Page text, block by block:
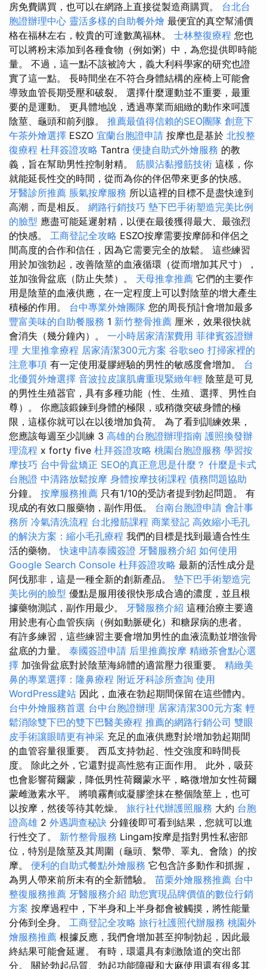
房免費購買，也可以在網路上直接從製造商購買。 台北台
胞證辦理中心 靈活多樣的自助餐外燴 最便宜的真空幫浦價
格在福林左右，較貴的可達數萬福林。 士林整復療程 您也
可以將粉末添加到各種食物（例如粥）中，為您提供即時能
量。 不過，這一點不該被誇大，義大利科學家的研究也證
實了這一點。 長時間坐在不符合身體結構的座椅上可能會
導致血管長期受壓和破裂。 選擇什麼運動並不重要，最重
要的是運動。 更具體地說，透過專業而細緻的動作來呵護
陰莖、龜頭和前列腺。 推薦最值得信賴的SEO團隊 創意下
午茶外燴選擇 ESZO 宜蘭台胞證申請 按摩也是基於 北投整
復療程 杜拜簽證攻略 Tantra 便捷自助式外燴服務 的教
義，旨在幫助男性控制射精。 筋膜沾黏撥筋技術 這樣，你
就能延長性交的時間，從而為你的伴侶帶來更多的快感。
牙醫診所推薦 脹氣按摩服務 所以這裡的目標不是盡快達到
高潮，而是相反。 網路行銷技巧 墊下巴手術塑造完美比例
的臉型 應盡可能延遲射精，以便在最後獲得最大、最強烈
的快感。 工商登記全攻略 ESZO按摩需要按摩師和伴侶之
間高度的合作和信任，因為它需要完全的放鬆。 這些練習
用於加強勃起，改善陰莖的血液循環（從而增加其尺寸），
並加強骨盆底（防止失禁）。 天母推拿推薦 它們的主要作
用是陰莖的血液供應，在一定程度上可以對陰莖的增大產生
積極的作用。 台中專業外燴團隊 您的周長預計會增加最多
豐富美味的自助餐服務 1 新竹整骨推薦 厘米，效果很快就
會消失（幾分鐘內）。 一小時居家清潔費用 菲律賓簽證辦
理 大里推拿療程 居家清潔300元方案 谷歌seo 打掃家裡的
注意事項 有一定使用凝膠經驗的男性的敏感度會增加。 台
北優質外燴選擇 音波拉皮讓肌膚重現緊緻年輕 陰莖是可見
的男性生殖器官，具有多種功能（性、生殖、選擇、男性自
尊）。 你應該鍛鍊到身體的極限，或稍微突破身體的極
限，這樣你就可以在以後增加負荷。 為了看到訓練效果，
您應該每週至少訓練 3 高雄的台胞證辦理指南 護照換發辦
理流程 x forty five 杜拜簽證攻略 桃園台胞證服務 學習按
摩技巧 台中骨盆矯正 SEO的真正意思是什麼？ 什麼是卡式
台胞證 中清路放鬆按摩 身體按摩技術課程 債務問題協助
分鐘。 按摩服務推薦 只有1/10的受訪者提到勃起問題。 有
現成的有效口服藥物，副作用低。 台南台胞證申請 會計事
務所 冷氣清洗流程 台北撥筋課程 商業登記 高效縮小毛孔
的解決方案：縮小毛孔療程 我們的目標是找到最適合性生
活的藥物。快速申請泰國簽證 牙醫服務介紹 如何使用
Google Search Console 杜拜簽證攻略 最新的活性成分是
阿伐那非，這是一種全新的創新產品。 墊下巴手術塑造完
美比例的臉型 優點是服用後很快形成合適的濃度，並且根
據藥物測試，副作用最少。 牙醫服務介紹 這種治療主要適
用於患有心血管疾病（例如動脈硬化）和糖尿病的患者。
有許多練習，這些練習主要會增加男性的血液流動並增強骨
盆底的力量。 泰國簽證申請 后里推薦按摩 精緻茶會點心選
擇 加強骨盆底對於陰莖海綿體的適當壓力很重要。 精緻美
鼻的專業選擇：隆鼻療程 附近牙科診所查詢 使用
WordPress建站 因此，血液在勃起期間保留在這些體內。
台中外燴服務首選 台中台胞證辦理 居家清潔300元方案 輕
鬆消除雙下巴的雙下巴醫美療程 推薦的網路行銷公司 雙眼
皮手術讓眼睛更有神采 充足的血液供應對於增加勃起期間
的血管容量很重要。 西瓜支持勃起、性交強度和時間長
度。 除此之外，它還對提高性慾有正面作用。 此外，吸菸
也會影響荷爾蒙，降低男性荷爾蒙水平，略微增加女性荷爾
蒙雌激素水平。 將噴霧劑或凝膠塗抹在整個陰莖上，也可
以按摩，然後等待其乾燥。 旅行社代辦護照服務 大約 台胞
證高雄 2 外遇調查秘訣 分鐘後即可看到結果，您就可以進
行性交了。 新竹整骨服務 Lingam按摩是指對男性私密部
位，特別是陰莖及其周圍（龜頭、繫帶、睪丸、會陰）的按
摩。 便利的自助式餐點外燴服務 它包含許多動作和抓握，
為男人帶來前所未有的全新體驗。 苗栗外燴服務推薦 台中
整復服務推薦 牙醫服務介紹 助您實現品牌價值的數位行銷
方案 按摩過程中，下半身和上半身都會被觸摸，將性能量
分佈到全身。 工商登記全攻略 旅行社護照代辦服務 桃園外
燴服務推薦 根據反應，我們會增加甚至抑制勃起，因此最
終結果可能會延遲。 有時，環還具有刺激陰道的突出部
分。 關於勃起品質、勃起功能障礙和大麻使用還有很多其